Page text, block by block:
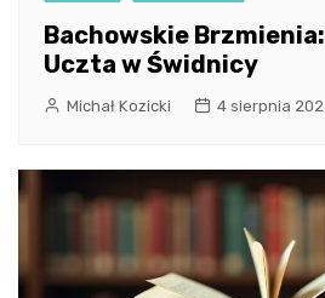
Bachowskie
Uczta w Świdnicy
Michał Kozicki 4 sierpnia